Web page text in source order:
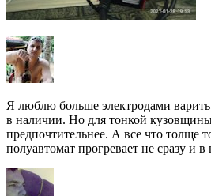
Я люблю больше электродами
в наличии. Но для тонкой
предпочтительнее. А все что толще
полуавтомат прогревает не сразу и